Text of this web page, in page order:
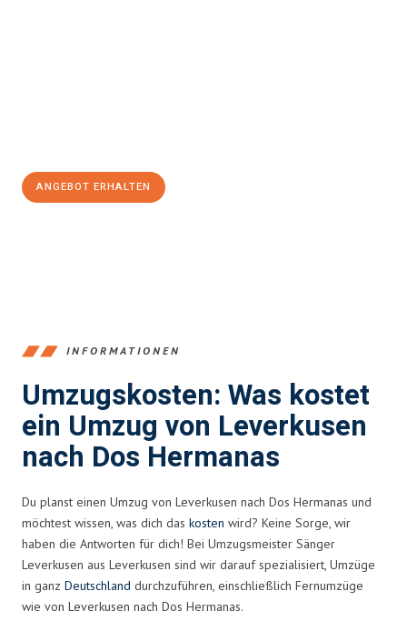
ANGEBOT ERHALTEN
INFORMATIONEN
Umzugskosten: Was kostet
ein Umzug von Leverkusen
nach Dos Hermanas
Du planst einen Umzug von Leverkusen nach Dos Hermanas und
möchtest wissen, was dich das kosten wird? Keine Sorge, wir
haben die Antworten für dich! Bei Umzugsmeister Sänger
Leverkusen aus Leverkusen sind wir darauf spezialisiert, Umzüge
in ganz Deutschland durchzuführen, einschließlich Fernumzüge
wie von Leverkusen nach Dos Hermanas.